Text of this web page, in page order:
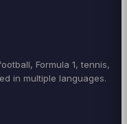
Formula 1, tennis,
in multiple languages.